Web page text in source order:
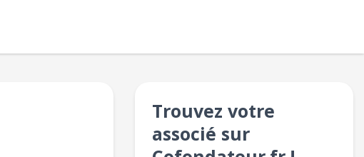
Trouvez votre
associé sur